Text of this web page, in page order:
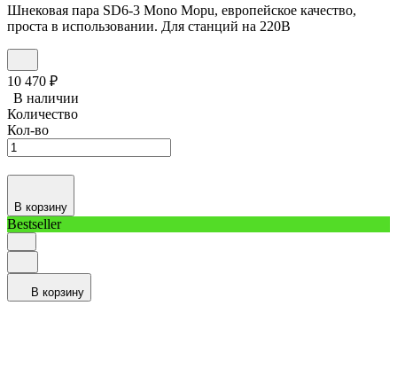
Шнековая пара SD6-3 Mono Mopu, европейское качество,
проста в использовании. Для станций на 220В
10 470 ₽
В наличии
Количество
Кол-во
В корзину
Bestseller
В корзину